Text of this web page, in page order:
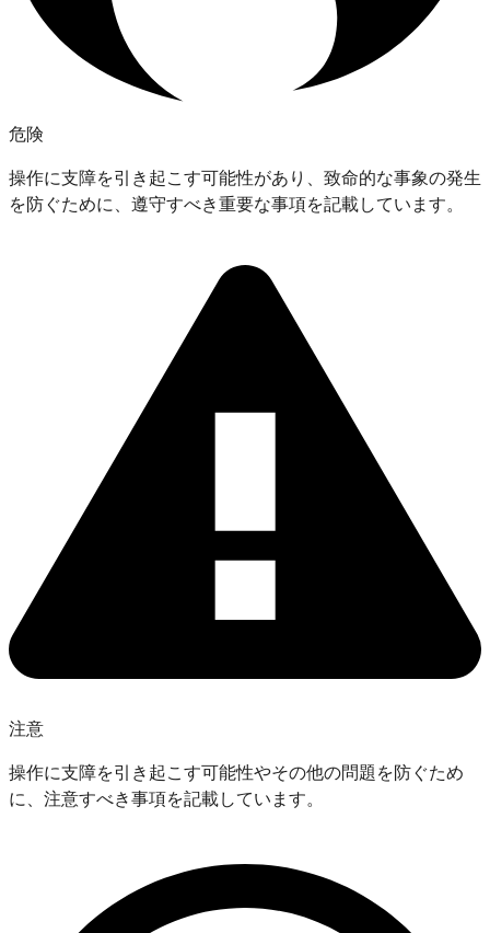
危険
操作に支障を引き起こす可能性があり、致命的な事象の発生
を防ぐために、遵守すべき重要な事項を記載しています。
注意
操作に支障を引き起こす可能性やその他の問題を防ぐため
に、注意すべき事項を記載しています。